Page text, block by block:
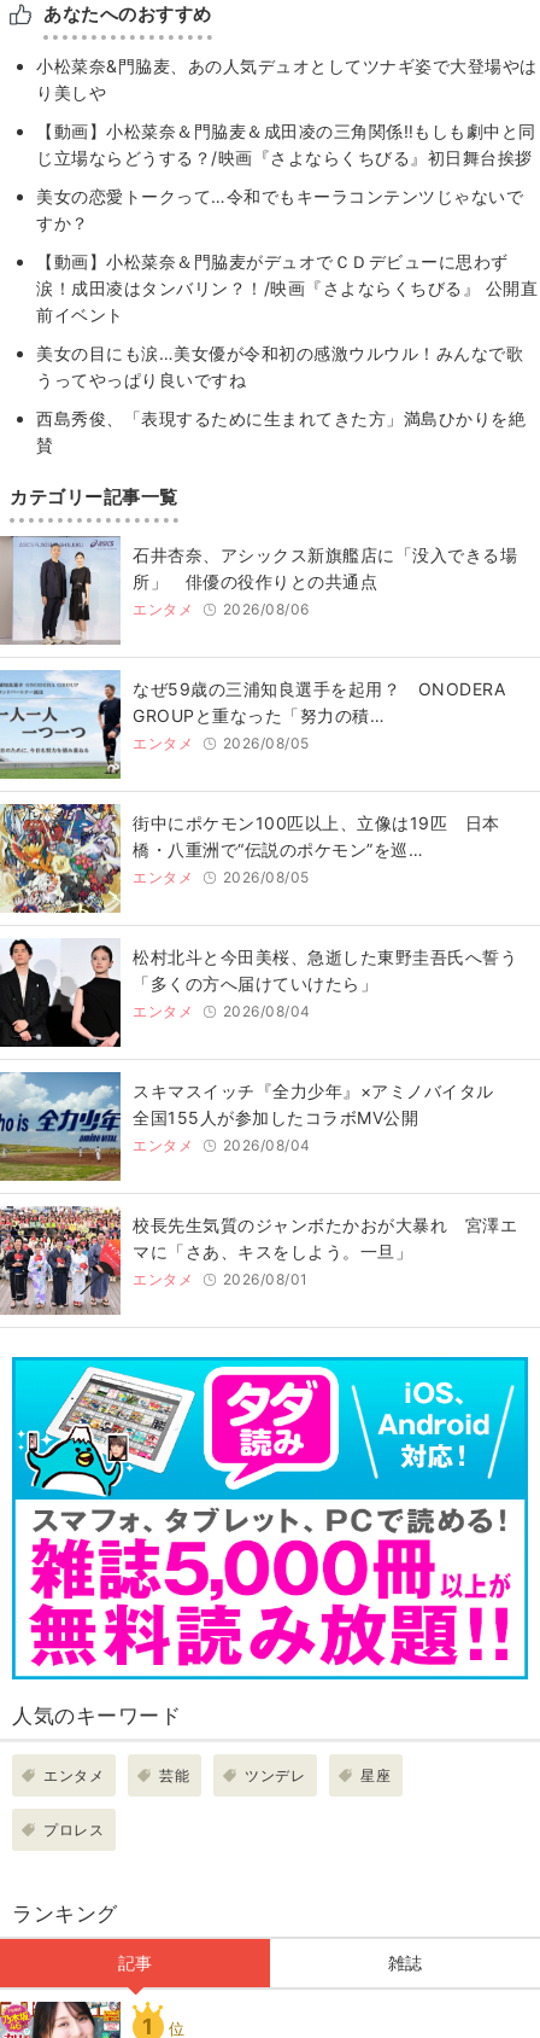
あなたへのおすすめ
小松菜奈&門脇麦、あの人気デュオとしてツナギ姿で大登場やは
り美しや
【動画】小松菜奈＆門脇麦＆成田凌の三角関係‼もしも劇中と同
じ立場ならどうする？/映画『さよならくちびる』初日舞台挨拶
美女の恋愛トークって…令和でもキーラコンテンツじゃないで
すか？
【動画】小松菜奈＆門脇麦がデュオでＣＤデビューに思わず
涙！成田凌はタンバリン？！/映画『さよならくちびる』 公開直
前イベント
美女の目にも涙…美女優が令和初の感激ウルウル！みんなで歌
うってやっぱり良いですね
西島秀俊、「表現するために生まれてきた方」満島ひかりを絶
賛
カテゴリー記事一覧
石井杏奈、アシックス新旗艦店に「没入できる場
所」 俳優の役作りとの共通点
エンタメ 2026/08/06
なぜ59歳の三浦知良選手を起用？ ONODERA
GROUPと重なった「努力の積…
エンタメ 2026/08/05
街中にポケモン100匹以上、立像は19匹 日本
橋・八重洲で“伝説のポケモン”を巡…
エンタメ 2026/08/05
松村北斗と今田美桜、急逝した東野圭吾氏へ誓う
「多くの方へ届けていけたら」
エンタメ 2026/08/04
スキマスイッチ『全力少年』×アミノバイタル
全国155人が参加したコラボMV公開
エンタメ 2026/08/04
校長先生気質のジャンボたかおが大暴れ 宮澤エ
マに「さあ、キスをしよう。一旦」
エンタメ 2026/08/01
人気のキーワード
エンタメ 芸能 ツンデレ 星座
プロレス
ランキング
記事 雑誌
1 位